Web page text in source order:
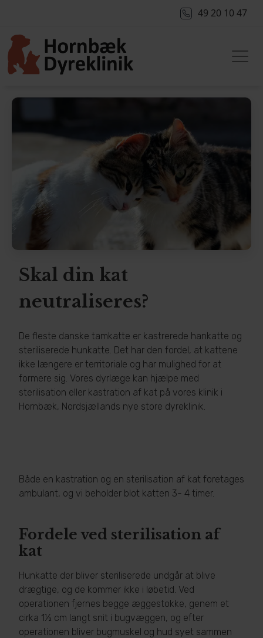
49 20 10 47
Skal din kat
neutraliseres?
De fleste danske tamkatte er kastrerede hankatte og
steriliserede hunkatte. Det har den fordel, at kattene
ikke længere er territoriale og har mulighed for at
formere sig. Vores dyrlæge kan hjælpe med
sterilisation eller kastration af kat på vores klinik i
Hornbæk, Nordsjællands nye store dyreklinik.
Både en kastration og en sterilisation af kat foretages
ambulant, og vi beholder blot katten 3- 4 timer.
Fordele ved sterilisation af
kat​
Hunkatte der bliver steriliserede undgår at blive
drægtige, og de kommer ikke i løbetid. Ved
operationen fjernes begge æggestokke, genem et
cirka 1½ cm langt snit i bugvæggen, og efter
operationen bliver bugmuskel og hud syet sammen